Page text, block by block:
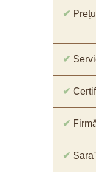
✔
✔
✔
✔
✔